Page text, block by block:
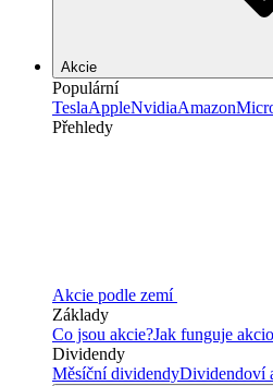
Akcie
Populární
TeslaAppleNvidiaAmazon
Přehledy
Akcie podle zemí
Základy
Co jsou akcie?Jak funguje
Dividendy
Měsíční dividendyDividendoví